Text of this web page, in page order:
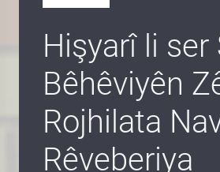
Hişyarî li ser
Bêhêviyên
Rojhilata
Rêveberiya